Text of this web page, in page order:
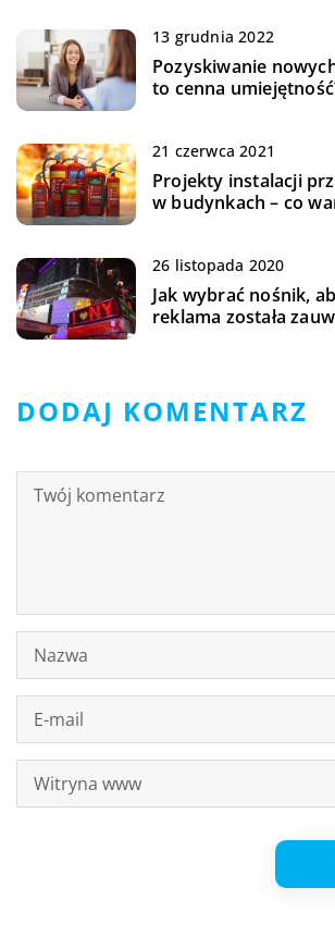
13 grudnia 2022
Pozyskiwanie
to cenna
21 czerwca 2021
Projekty instalacji
w budynkach – co
26 listopada 2020
Jak wybrać nośnik,
reklama została
DODAJ KOMENTARZ